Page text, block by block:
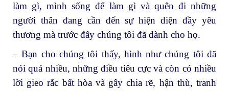
làm gì, mình sống để làm gì và quên đi những
người thân đang cần đến sự hiện diện đầy yêu
thương mà trước đây chúng tôi đã dành cho họ.
– Bạn cho chúng tôi thấy, hình như chúng tôi đã
nói quá nhiều, những điều tiêu cực và còn có nhiều
lời gieo rắc bất hòa và gây chia rẽ, hận thù, tranh